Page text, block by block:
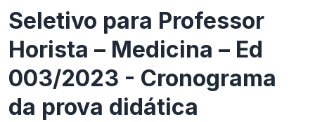
Seletivo para Professor
Horista – Medicina – Ed
003/2023 - Cronograma
da prova didática